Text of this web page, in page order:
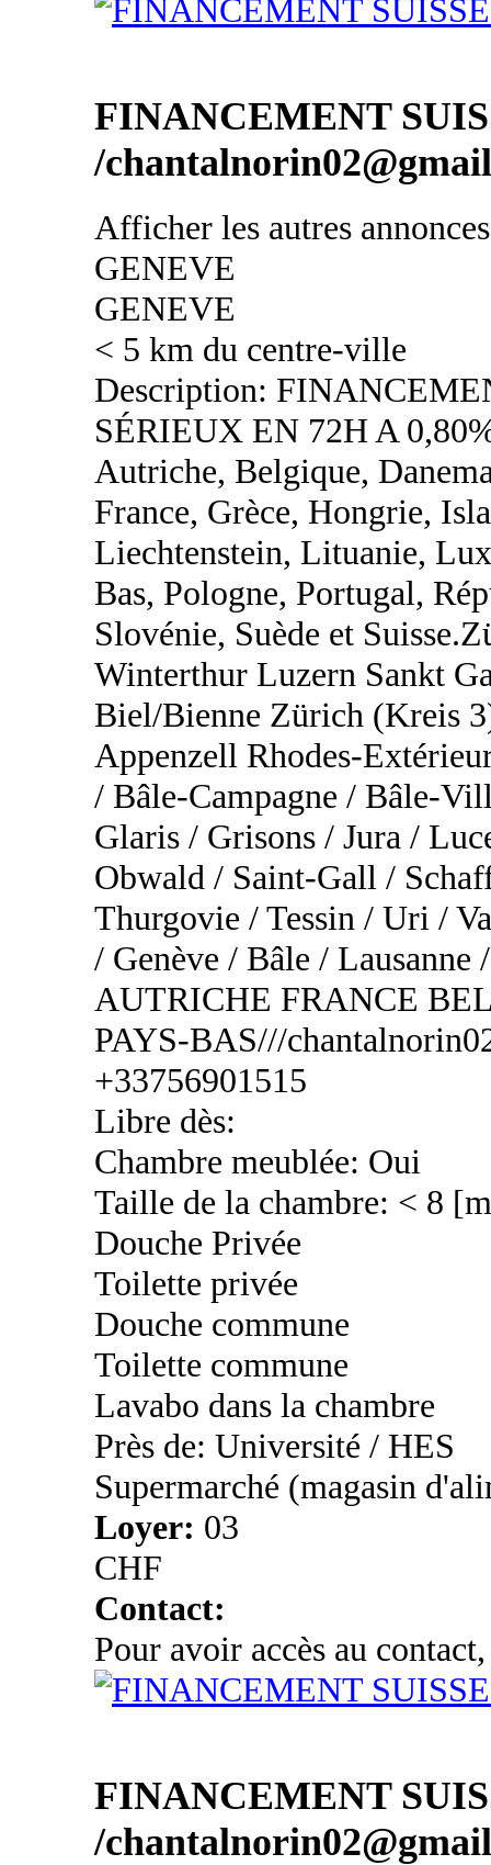
FINANCEMENT
/
Afficher les autres
GENEVE
GENEVE
< 5 km du centre-ville
Description:
SÉRIEUX EN 72H A
Autriche, Belgique,
France, Grèce, Hongrie,
Liechtenstein, Lituanie,
Bas, Pologne, Portugal,
Slovénie, Suède et
Winterthur Luzern Sankt
Biel/Bienne Zürich (Kreis
Appenzell Rhodes-
/ Bâle-Campagne / Bâle-
Glaris / Grisons / Jura /
Obwald / Saint-Gall /
Thurgovie / Tessin / Uri /
/ Genève / Bâle /
AUTRICHE FRANCE
PAYS-BAS///
+33756901515
Libre dès:
Chambre meublée: Oui
Taille de la chambre: < 8
Douche Privée
Toilette privée
Douche commune
Toilette commune
Lavabo dans la chambre
Près de: Université / HES
Supermarché (magasin
Loyer: 03
CHF
Contact:
Pour avoir accès au
FINANCEMENT
/